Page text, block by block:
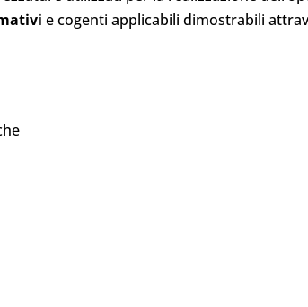
e cogenti applicabili dimostrabili